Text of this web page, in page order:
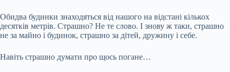
Обидва будинки знаходяться від нашого на відстані кількох
десятків метрів. Страшно? Не те слово. І знову ж таки, страшно
не за майно і будинок, страшно за дітей, дружину і себе.
Навіть страшно думати про щось погане…